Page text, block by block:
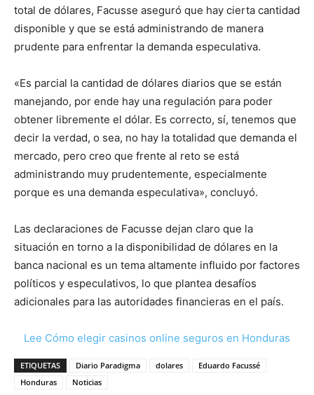
total de dólares, Facusse aseguró que hay cierta cantidad
disponible y que se está administrando de manera
prudente para enfrentar la demanda especulativa.
«Es parcial la cantidad de dólares diarios que se están
manejando, por ende hay una regulación para poder
obtener libremente el dólar. Es correcto, sí, tenemos que
decir la verdad, o sea, no hay la totalidad que demanda el
mercado, pero creo que frente al reto se está
administrando muy prudentemente, especialmente
porque es una demanda especulativa», concluyó.
Las declaraciones de Facusse dejan claro que la
situación en torno a la disponibilidad de dólares en la
banca nacional es un tema altamente influido por factores
políticos y especulativos, lo que plantea desafíos
adicionales para las autoridades financieras en el país.
Lee Cómo elegir casinos online seguros en Honduras
ETIQUETAS Diario Paradigma dolares
Eduardo Facussé
Honduras
Noticias